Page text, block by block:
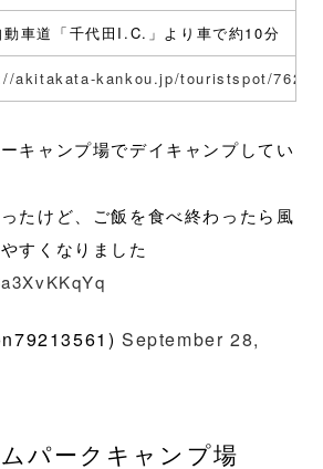
動車道「千代田I.C.」より車で約10分
akitakata-kankou.jp/touristspot/7621/
キャンプ場でデイキャンプしてい
たけど、ご飯を食べ終わったら風
すくなりました
September 28,
パークキャンプ場